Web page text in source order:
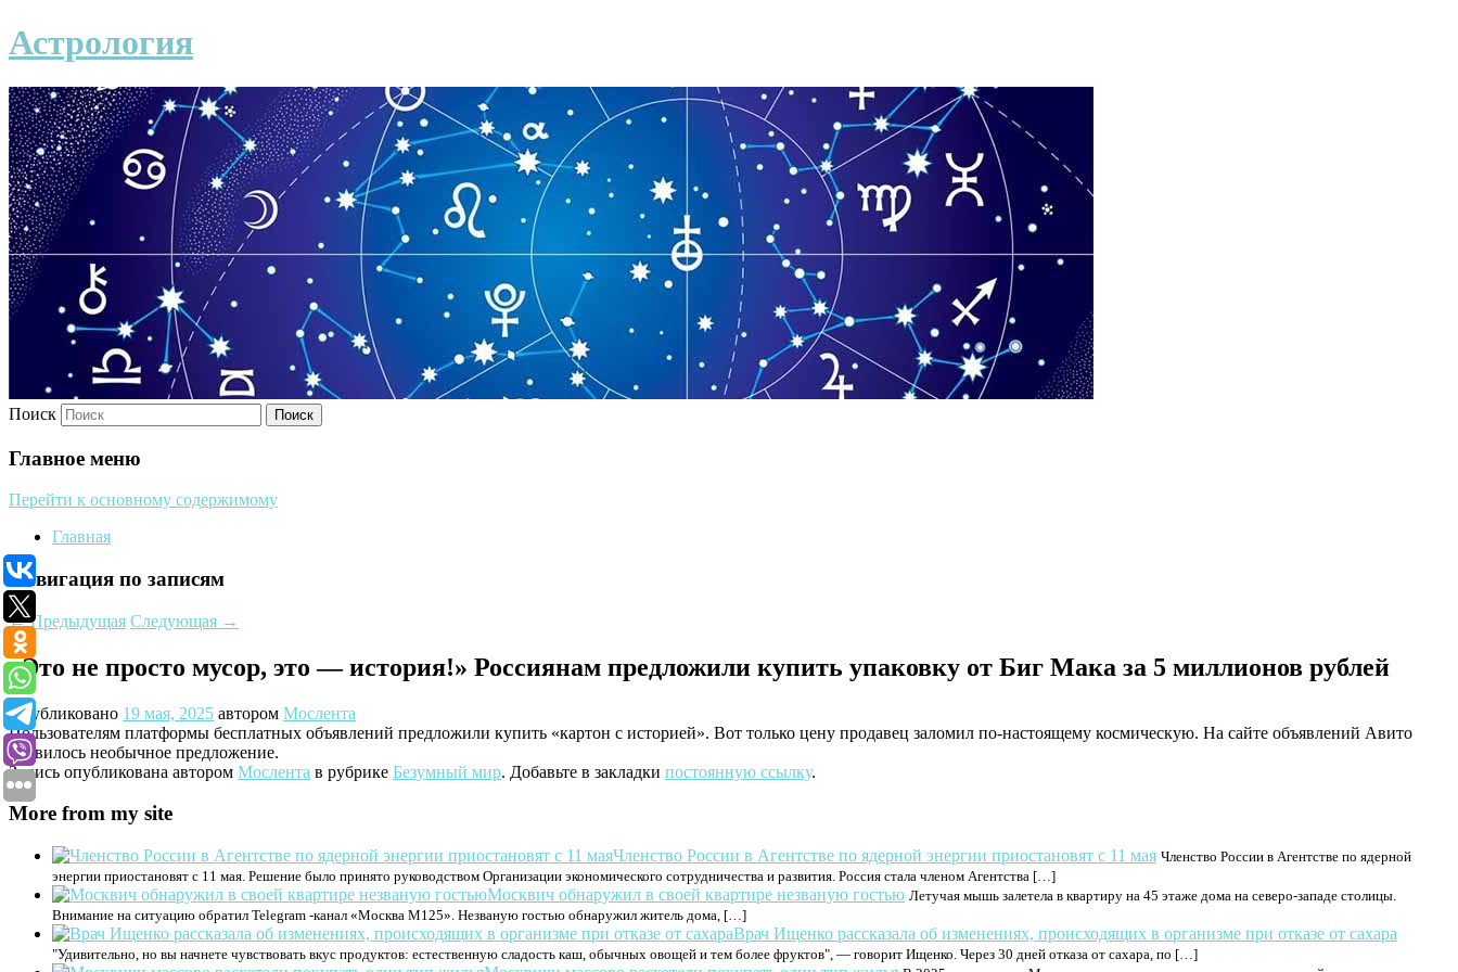
Астрология
Поиск
Главное меню
Перейти к основному содержимому
Главная
Навигация по записям
←Предыдущая Следующая →
«Это не просто мусор, это — история!» Россиянам предложили купить упаковку от Биг Мака за 5 миллионов рублей
Опубликовано 19 мая, 2025 автором Мослента
Пользователям платформы бесплатных объявлений предложили купить «картон с историей». Вот только цену продавец заломил по-настоящему космическую. На сайте объявлений Авито
появилось необычное предложение.
Запись опубликована автором Мослента в рубрике Безумный мир. Добавьте в закладки постоянную ссылку.
More from my site
Членство России в Агентстве по ядерной энергии приостановят с 11 мая Членство России в Агентстве по ядерной
энергии приостановят с 11 мая. Решение было принято руководством Организации экономического сотрудничества и развития. Россия стала членом Агентства […]
Москвич обнаружил в своей квартире незваную гостью Летучая мышь залетела в квартиру на 45 этаже дома на северо-западе столицы.
Внимание на ситуацию обратил Telegram -канал «Москва М125». Незваную гостью обнаружил житель дома, […]
Врач Ищенко рассказала об изменениях, происходящих в организме при отказе от сахара
"Удивительно, но вы начнете чувствовать вкус продуктов: естественную сладость каш, обычных овощей и тем более фруктов", — говорит Ищенко. Через 30 дней отказа от сахара, по […]